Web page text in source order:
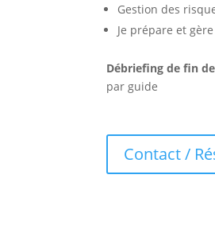
Gestion des
Je prépare et
Débriefing de fin
par guide
Contact /